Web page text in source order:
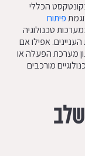
הכללי
פיתוח
טכנולוגיה
אפילו אם
מערכת הפעלה או
מורכבים